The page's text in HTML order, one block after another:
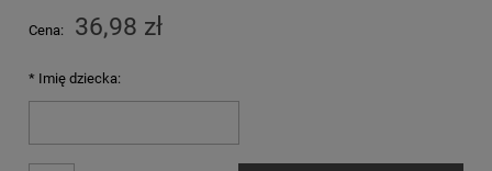
Cena: 36,98 zł
* Imię dziecka: